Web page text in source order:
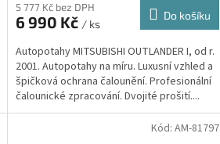
5 777 Kč bez DPH
6 990 Kč / ks
Do košíku
Autopotahy MITSUBISHI OUTLANDER I, od r.
2001. Autopotahy na míru. Luxusní vzhled a
špičková ochrana čalounění. Profesionální
čalounické zpracování. Dvojité prošití....
Kód: AM-81797